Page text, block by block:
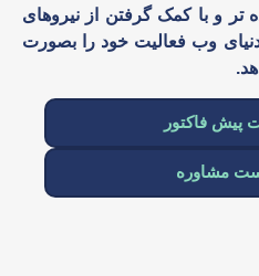
تر و با کمک گرفتن از نیروهای
وب فعالیت خود را بصورت
پیش فاکتور
مشاوره